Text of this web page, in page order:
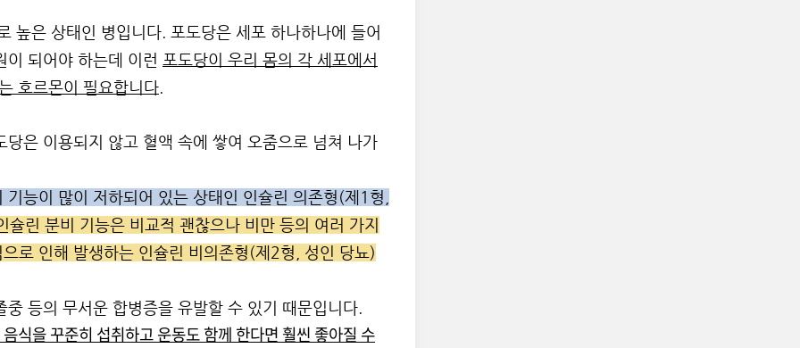
높은 상태인 병입니다. 포도당은 세포 하나하나에 들어
이 되어야 하는데 이런 포도당이 우리 몸의 각 세포에서
호르몬이 필요합니다.
은 이용되지 않고 혈액 속에 쌓여 오줌으로 넘쳐 나가
기능이 많이 저하되어 있는 상태인 인슐린 의존형(제1형,
슐린 분비 기능은 비교적 괜찮으나 비만 등의 여러 가지
로 인해 발생하는 인슐린 비의존형(제2형, 성인 당뇨)
등의 무서운 합병증을 유발할 수 있기 때문입니다.
식을 꾸준히 섭취하고 운동도 함께 한다면 훨씬 좋아질 수